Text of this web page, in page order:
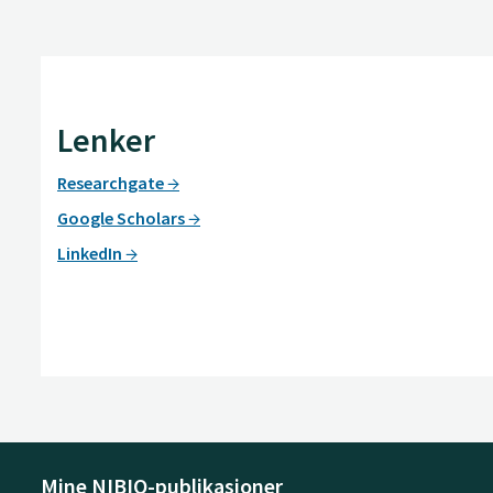
Lenker
Researchgate
Google Scholars
LinkedIn
Mine NIBIO-publikasjoner